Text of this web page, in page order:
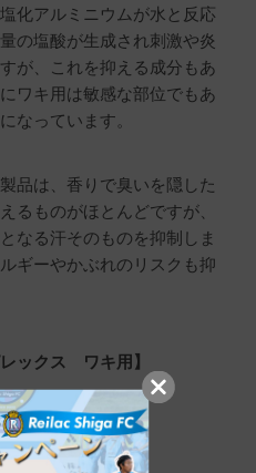
化アルミニウムが水と反応
の塩酸が生成され刺激や炎
が、これを抑える成分もあ
ワキ用は敏感な部位でもあ
なっています。
品は、香りで臭いを隠した
るものがほとんどですが、
なる汗そのものを抑制しま
ギーやかぶれのリスクも抑
ックス ワキ用】